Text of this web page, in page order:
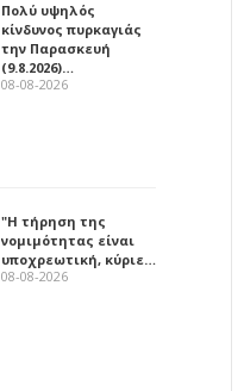
Πολύ υψηλός
κίνδυνος πυρκαγιάς
την Παρασκευή
(9.8.2026)…
08-08-2026
"Η τήρηση της
νομιμότητας είναι
υποχρεωτική, κύριε…
08-08-2026